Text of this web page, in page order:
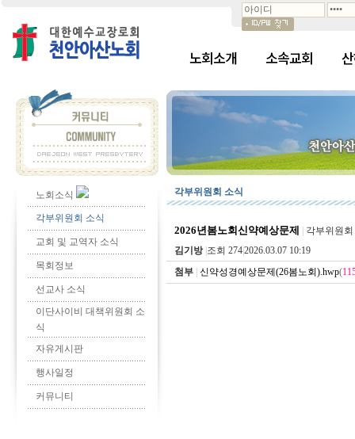
노회소개 소속교회
노회소식
각부위원회 소식
교회 및 교역자 소식
목회정보
선교사 소식
이단사이비 대책위원회 소
식
자유게시판
행사일정
커뮤니티
각부위원회 소식
2026년봄노회신약예상문제
각부위원
김기방 조회 2742026.03.07 10:19
첨부 신약성경예상문제(26봄노회).hwp(